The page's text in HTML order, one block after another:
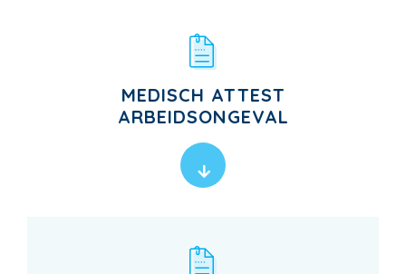
MEDISCH ATTEST
ARBEIDSONGEVAL